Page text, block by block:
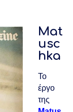
Mat
usc
hka
Το
έργο
της